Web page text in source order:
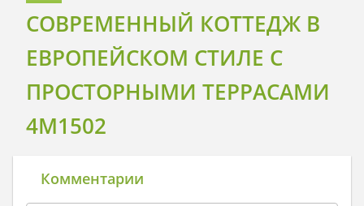
СОВРЕМЕННЫЙ КОТТЕДЖ В
ЕВРОПЕЙСКОМ СТИЛЕ С
ПРОСТОРНЫМИ ТЕРРАСАМИ
4M1502
Комментарии